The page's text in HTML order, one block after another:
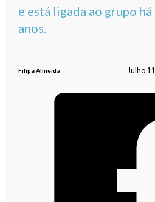
e está ligada ao grupo
anos.
Filipa Almeida Julho